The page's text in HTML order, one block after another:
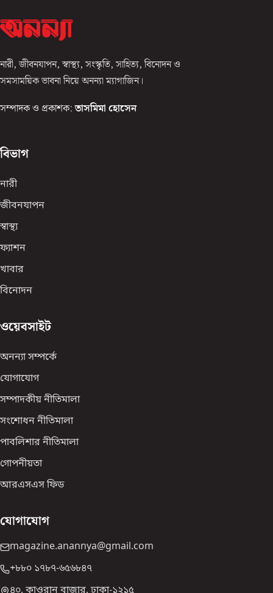
নারী, জীবনযাপন, স্বাস্থ্য, সংস্কৃতি, সাহিত্য, বিনোদন ও
সমসাময়িক ভাবনা নিয়ে অনন্যা ম্যাগাজিন।
সম্পাদক ও প্রকাশক: তাসমিমা হোসেন
বিভাগ
নারী
জীবনযাপন
স্বাস্থ্য
ফ্যাশন
খাবার
বিনোদন
ওয়েবসাইট
অনন্যা সম্পর্কে
যোগাযোগ
সম্পাদকীয় নীতিমালা
সংশোধন নীতিমালা
পাবলিশার নীতিমালা
গোপনীয়তা
আরএসএস ফিড
যোগাযোগ
magazine.anannya@gmail.com
+৮৮০ ১৭৮৭-৬৫৬৮৪৭